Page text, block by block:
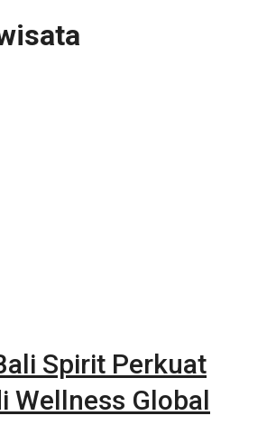
Spirit Perkuat
Wellness Global